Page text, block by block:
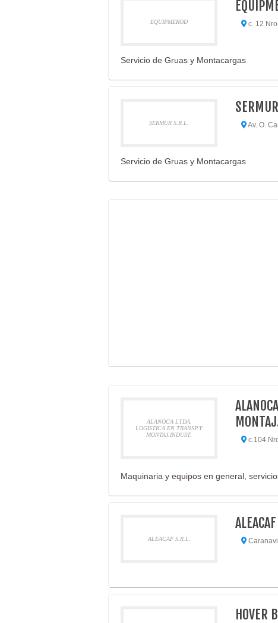
EQUIPMEROD c. 12
Servicio de Gruas y Montacargas
SERMUR S.R.L. Av. O.
Servicio de Gruas y Montacargas
ALANOCA LTDA.
LOGISTICA EN TRANSP.Y
MONTAJ.INDUST.
c.104
Maquinaria y equipos en general,
ALEACAF S.R.L.
HOVER